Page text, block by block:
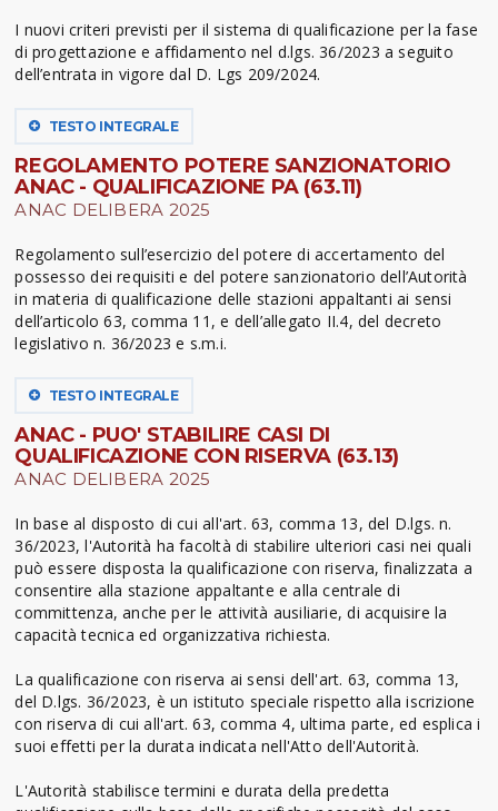
I nuovi criteri previsti per il sistema di qualificazione per la fase
di progettazione e affidamento nel d.lgs. 36/2023 a seguito
dell’entrata in vigore dal D. Lgs 209/2024.
TESTO INTEGRALE
REGOLAMENTO POTERE SANZIONATORIO
ANAC - QUALIFICAZIONE PA (63.11)
ANAC DELIBERA 2025
Regolamento sull’esercizio del potere di accertamento del
possesso dei requisiti e del potere sanzionatorio dell’Autorità
in materia di qualificazione delle stazioni appaltanti ai sensi
dell’articolo 63, comma 11, e dell’allegato II.4, del decreto
legislativo n. 36/2023 e s.m.i.
TESTO INTEGRALE
ANAC - PUO' STABILIRE CASI DI
QUALIFICAZIONE CON RISERVA (63.13)
ANAC DELIBERA 2025
In base al disposto di cui all'art. 63, comma 13, del D.lgs. n.
36/2023, l'Autorità ha facoltà di stabilire ulteriori casi nei quali
può essere disposta la qualificazione con riserva, finalizzata a
consentire alla stazione appaltante e alla centrale di
committenza, anche per le attività ausiliarie, di acquisire la
capacità tecnica ed organizzativa richiesta.
La qualificazione con riserva ai sensi dell'art. 63, comma 13,
del D.lgs. 36/2023, è un istituto speciale rispetto alla iscrizione
con riserva di cui all'art. 63, comma 4, ultima parte, ed esplica i
suoi effetti per la durata indicata nell'Atto dell'Autorità.
L'Autorità stabilisce termini e durata della predetta